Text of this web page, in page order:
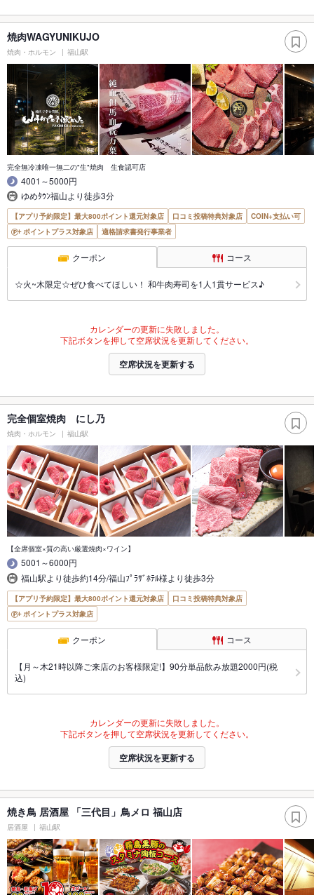
焼肉WAGYUNIKUJO
焼肉・ホルモン 福山駅
完全無冷凍唯一無二の"生"焼肉 生食認可店
4001～5000円
ゆめﾀｳﾝ福山より徒歩3分
【アプリ予約限定】最大800ポイント還元対象店 口コミ投稿特典対象店
COIN+支払い可
ポイントプラス対象店
適格請求書発行事業者
クーポン コース
☆火~木限定☆ぜひ食べてほしい！ 和牛肉寿司を1人1貫サービス♪
カレンダーの更新に失敗しました。
下記ボタンを押して空席状況を更新してください。
空席状況を更新する
完全個室焼肉 にし乃
焼肉・ホルモン 福山駅
【全席個室×質の高い厳選焼肉×ワイン】
5001～6000円
福山駅より徒歩約14分/福山ﾌﾟﾗｻﾞﾎﾃﾙ様より徒歩3分
【アプリ予約限定】最大800ポイント還元対象店
口コミ投稿特典対象店
ポイントプラス対象店
クーポン コース
【月～木21時以降ご来店のお客様限定!】90分単品飲み放題2000円(税
込)
カレンダーの更新に失敗しました。
下記ボタンを押して空席状況を更新してください。
空席状況を更新する
焼き鳥 居酒屋 「三代目」鳥メロ 福山店
居酒屋 福山駅